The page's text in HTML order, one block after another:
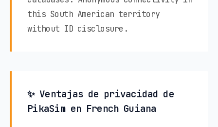
this South American territory
without ID disclosure.
✨ Ventajas de privacidad de
PikaSim en French Guiana